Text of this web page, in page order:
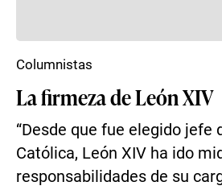
La firmeza de León XIV
“Desde que fue elegido jefe
Católica, León XIV ha ido
responsabilidades de su
Columnistas